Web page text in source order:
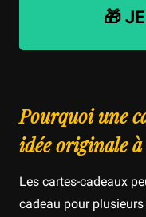
🎁
Pourquoi une
idée originale
Les cartes-cadeaux
cadeau pour